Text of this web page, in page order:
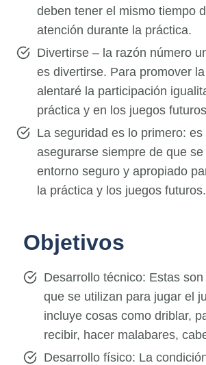
deben tener el mismo tiempo
atención durante la práctica.
Divertirse – la razón número
es divertirse. Para promover
alentaré la participación
práctica y en los juegos
La seguridad es lo primero:
asegurarse siempre de que
entorno seguro y apropiado
la práctica y los juegos futuros.
Objetivos
Desarrollo técnico: Estas
que se utilizan para jugar el
incluye cosas como driblar,
recibir, hacer malabares,
Desarrollo físico: La